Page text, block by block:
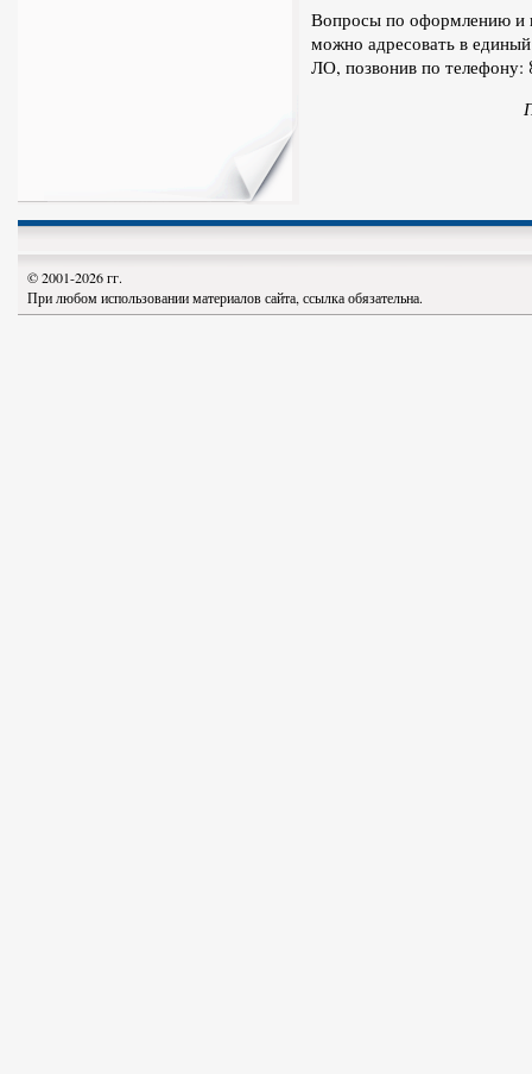
Вопросы по оформлению и
можно адресовать в
ЛО, позвонив по телефону:
Пресс-служба
© 2001-2026 гг.
При любом использовании материалов сайта, ссылка обязательна.